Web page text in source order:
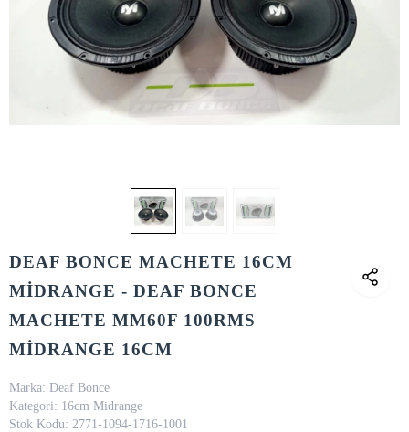
DEAF BONCE MACHETE 16CM
MİDRANGE - DEAF BONCE
MACHETE MM60F 100RMS
MİDRANGE 16CM
Marka: Deaf Bonce
Kategori: 16cm Midrange
Stok Kodu: 2771-1094-1716-1001